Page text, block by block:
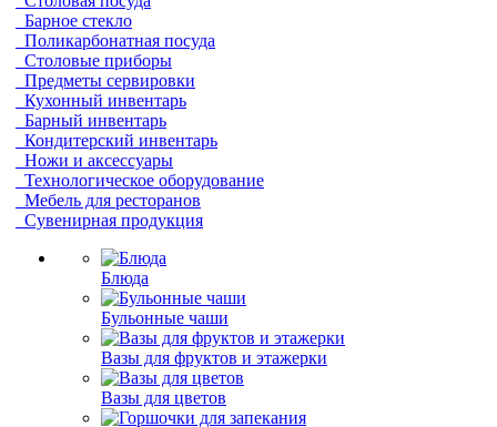
Барное стекло
Поликарбонатная посуда
Столовые приборы
Предметы сервировки
Кухонный инвентарь
Барный инвентарь
Кондитерский инвентарь
Ножи и аксессуары
Технологическое оборудование
Мебель для ресторанов
Сувенирная продукция
Блюда
Бульонные чаши
Вазы для фруктов и этажерки
Вазы для цветов